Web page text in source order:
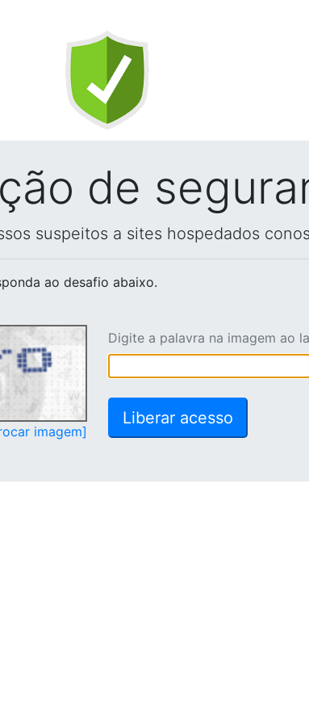
de
suspeitos a sites hospedados
ao desafio abaixo.
imagem]
Digite a palavra na imagem ao